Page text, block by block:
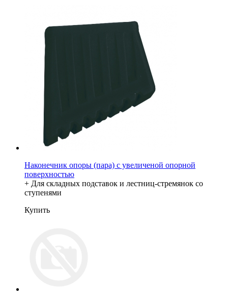
Наконечник опоры (пара) с увеличеной опорной
поверхностью
+ Для складных подставок и лестниц-стремянок со
ступенями
Купить